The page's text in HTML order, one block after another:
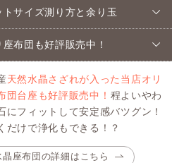
トサイズ測り方と余り玉
布団も好評販売中！
天然水晶さざれが入った当店オリ
団台座も好評販売中！ 程よいやわ
にフィットして安定感バツグン！
だけで浄化もできる！？
晶座布団の詳細はこちら